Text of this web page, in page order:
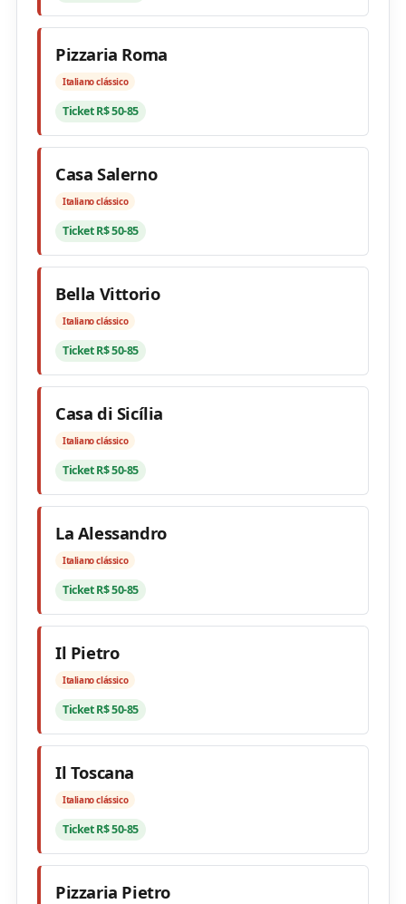
Pizzaria Roma
Italiano clássico
Ticket R$ 50-85
Casa Salerno
Italiano clássico
Ticket R$ 50-85
Bella Vittorio
Italiano clássico
Ticket R$ 50-85
Casa di Sicília
Italiano clássico
Ticket R$ 50-85
La Alessandro
Italiano clássico
Ticket R$ 50-85
Il Pietro
Italiano clássico
Ticket R$ 50-85
Il Toscana
Italiano clássico
Ticket R$ 50-85
Pizzaria Pietro